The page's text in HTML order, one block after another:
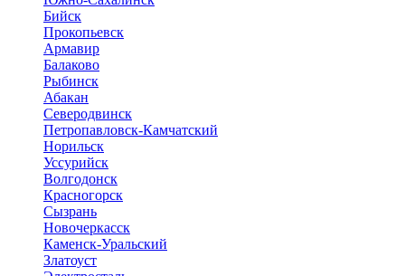
Бийск
Прокопьевск
Армавир
Балаково
Рыбинск
Абакан
Северодвинск
Петропавловск-Камчатский
Норильск
Уссурийск
Волгодонск
Красногорск
Сызрань
Новочеркасск
Каменск-Уральский
Златоуст